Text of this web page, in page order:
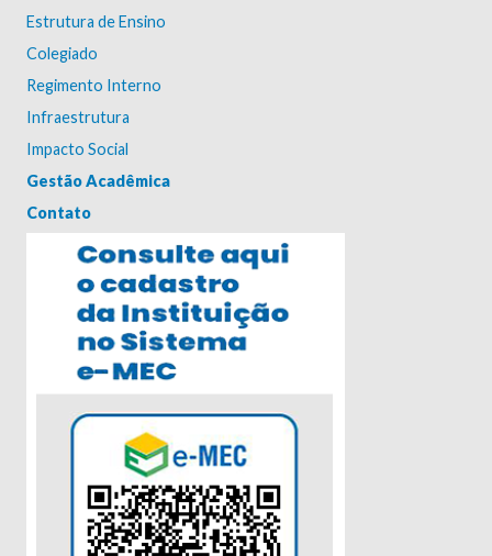
Estrutura de Ensino
Colegiado
Regimento Interno
Infraestrutura
Impacto Social
Gestão Acadêmica
Contato